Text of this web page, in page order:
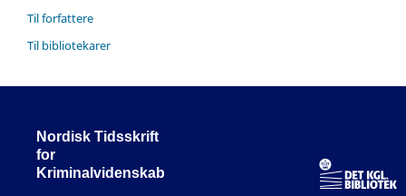
Til forfattere
Til bibliotekarer
Nordisk Tidsskrift
for
Kriminalvidenskab